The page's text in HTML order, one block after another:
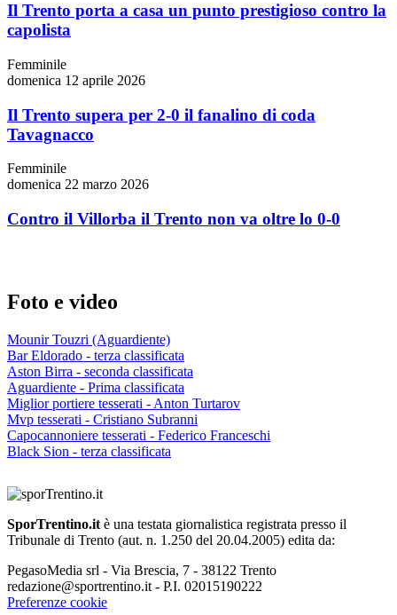
Il Trento porta a casa un punto prestigioso contro la
capolista
Femminile
domenica 12 aprile 2026
Il Trento supera per 2-0 il fanalino di coda
Tavagnacco
Femminile
domenica 22 marzo 2026
Contro il Villorba il Trento non va oltre lo 0-0
Foto e video
Mounir Touzri (Aguardiente)
Bar Eldorado - terza classificata
Aston Birra - seconda classificata
Aguardiente - Prima classificata
Miglior portiere tesserati - Anton Turtarov
Mvp tesserati - Cristiano Subranni
Capocannoniere tesserati - Federico Franceschi
Black Sion - terza classificata
SporTrentino.it è una testata giornalistica registrata presso il
Tribunale di Trento (aut. n. 1.250 del 20.04.2005) edita da:
PegasoMedia srl - Via Brescia, 7 - 38122 Trento
redazione@sportrentino.it - P.I. 02015190222
Preferenze cookie